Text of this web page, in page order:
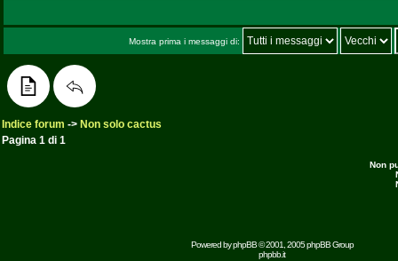
Mostra prima i messaggi di:
Indice forum -> Non solo cactus
Pagina 1 di 1
Non
Powered byphpBB© 2001, 2005 phpBB Group
phpbb.it